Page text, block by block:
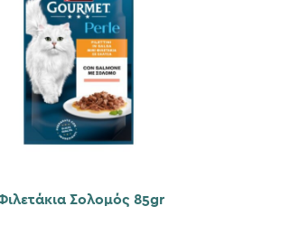
Σολομός 85gr